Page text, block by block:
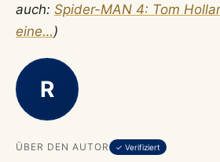
auch: Spider-MAN 4: Tom
eine…)
R
ÜBER DEN AUTOR ✓ Verifiziert